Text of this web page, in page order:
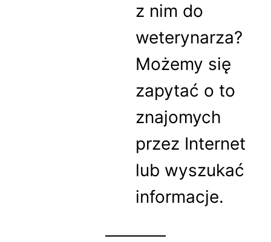
z nim do
weterynarza?
Możemy się
zapytać o to
znajomych
przez Internet
lub wyszukać
informacje.